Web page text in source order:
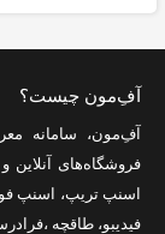
آفِ‌مون چیست؟
آفِ‌مون، سامانه
فروشگاه‌های آنلاین
اسنپ تریپ، اسنپ
فیدیبو، طاقچه ،